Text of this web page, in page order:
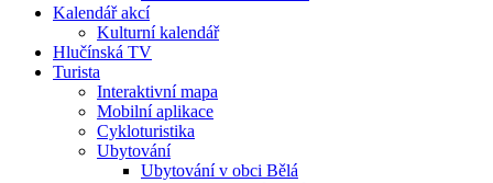
Kalendář akcí
Kulturní kalendář
Hlučínská TV
Turista
Interaktivní mapa
Mobilní aplikace
Cykloturistika
Ubytování
Ubytování v obci Bělá